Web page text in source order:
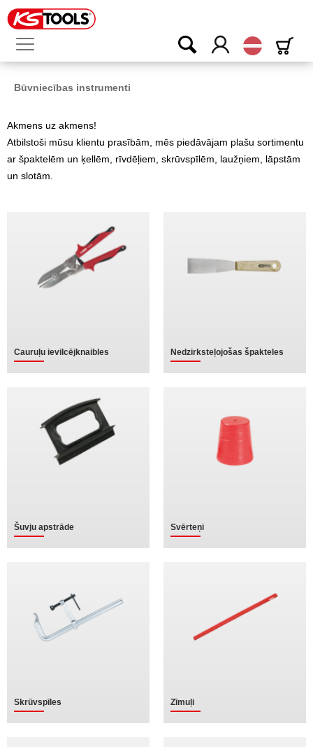
Latvijas
Būvniecības instrumenti
Akmens uz akmens!
Atbilstoši mūsu klientu prasībām, mēs piedāvājam plašu sortimentu
ar špaktelēm un ķellēm, rīvdēļiem, skrūvspīlēm, laužņiem, lāpstām
un slotām.
Cauruļu ievilcējknaibles Nedzirksteļojošas špakteles
Šuvju apstrāde Svērteņi
Skrūvspīles Zīmuļi